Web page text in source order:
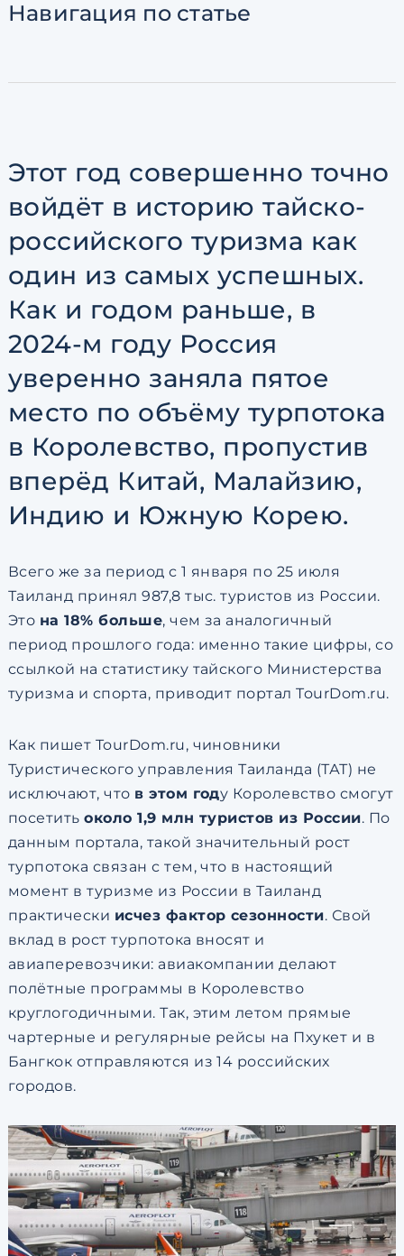
Навигация по статье
Этот год совершенно точно
войдёт в историю тайско-
российского туризма как
один из самых успешных.
Как и годом раньше, в
2024-м году Россия
уверенно заняла пятое
место по объёму турпотока
в Королевство, пропустив
вперёд Китай, Малайзию,
Индию и Южную Корею.
Всего же за период с 1 января по 25 июля
Таиланд принял 987,8 тыс. туристов из России.
Это на 18% больше, чем за аналогичный
период прошлого года: именно такие цифры, со
ссылкой на статистику тайского Министерства
туризма и спорта, приводит портал TourDom.ru.
Как пишет TourDom.ru, чиновники
Туристического управления Таиланда (ТАТ) не
исключают, что в этом году Королевство смогут
посетитьоколо 1,9 млн туристов из России. По
данным портала, такой значительный рост
турпотока связан с тем, что в настоящий
момент в туризме из России в Таиланд
практически исчез фактор сезонности. Свой
вклад в рост турпотока вносят и
авиаперевозчики: авиакомпании делают
полётные программы в Королевство
круглогодичными. Так, этим летом прямые
чартерные и регулярные рейсы на Пхукет и в
Бангкок отправляются из 14 российских
городов.
Согласен с